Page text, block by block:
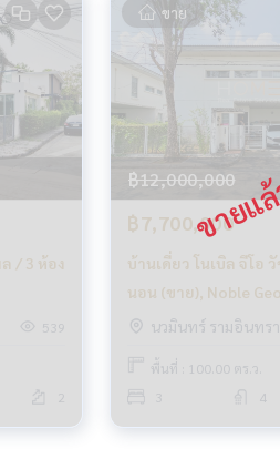
ยอสังหา
/ 3 ห้อง
3
539
ขาย
฿12,000,000
฿7,700,000
บ้านเดี่ยว โนเบิล จีโอ
นอน (ขาย), Noble Geo
Watcharapol /
นวมินทร์ รามอินทรา
พื้นที่ : 100.00 ตร.ว.
4